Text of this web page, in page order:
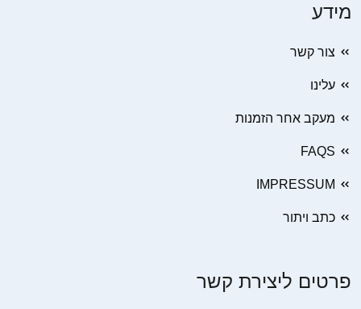
מידע
צור קשר
עלינו
מעקב אחר הזמנות
FAQS
IMPRESSUM
כתב ויתור
פרטים ליצירת קשר